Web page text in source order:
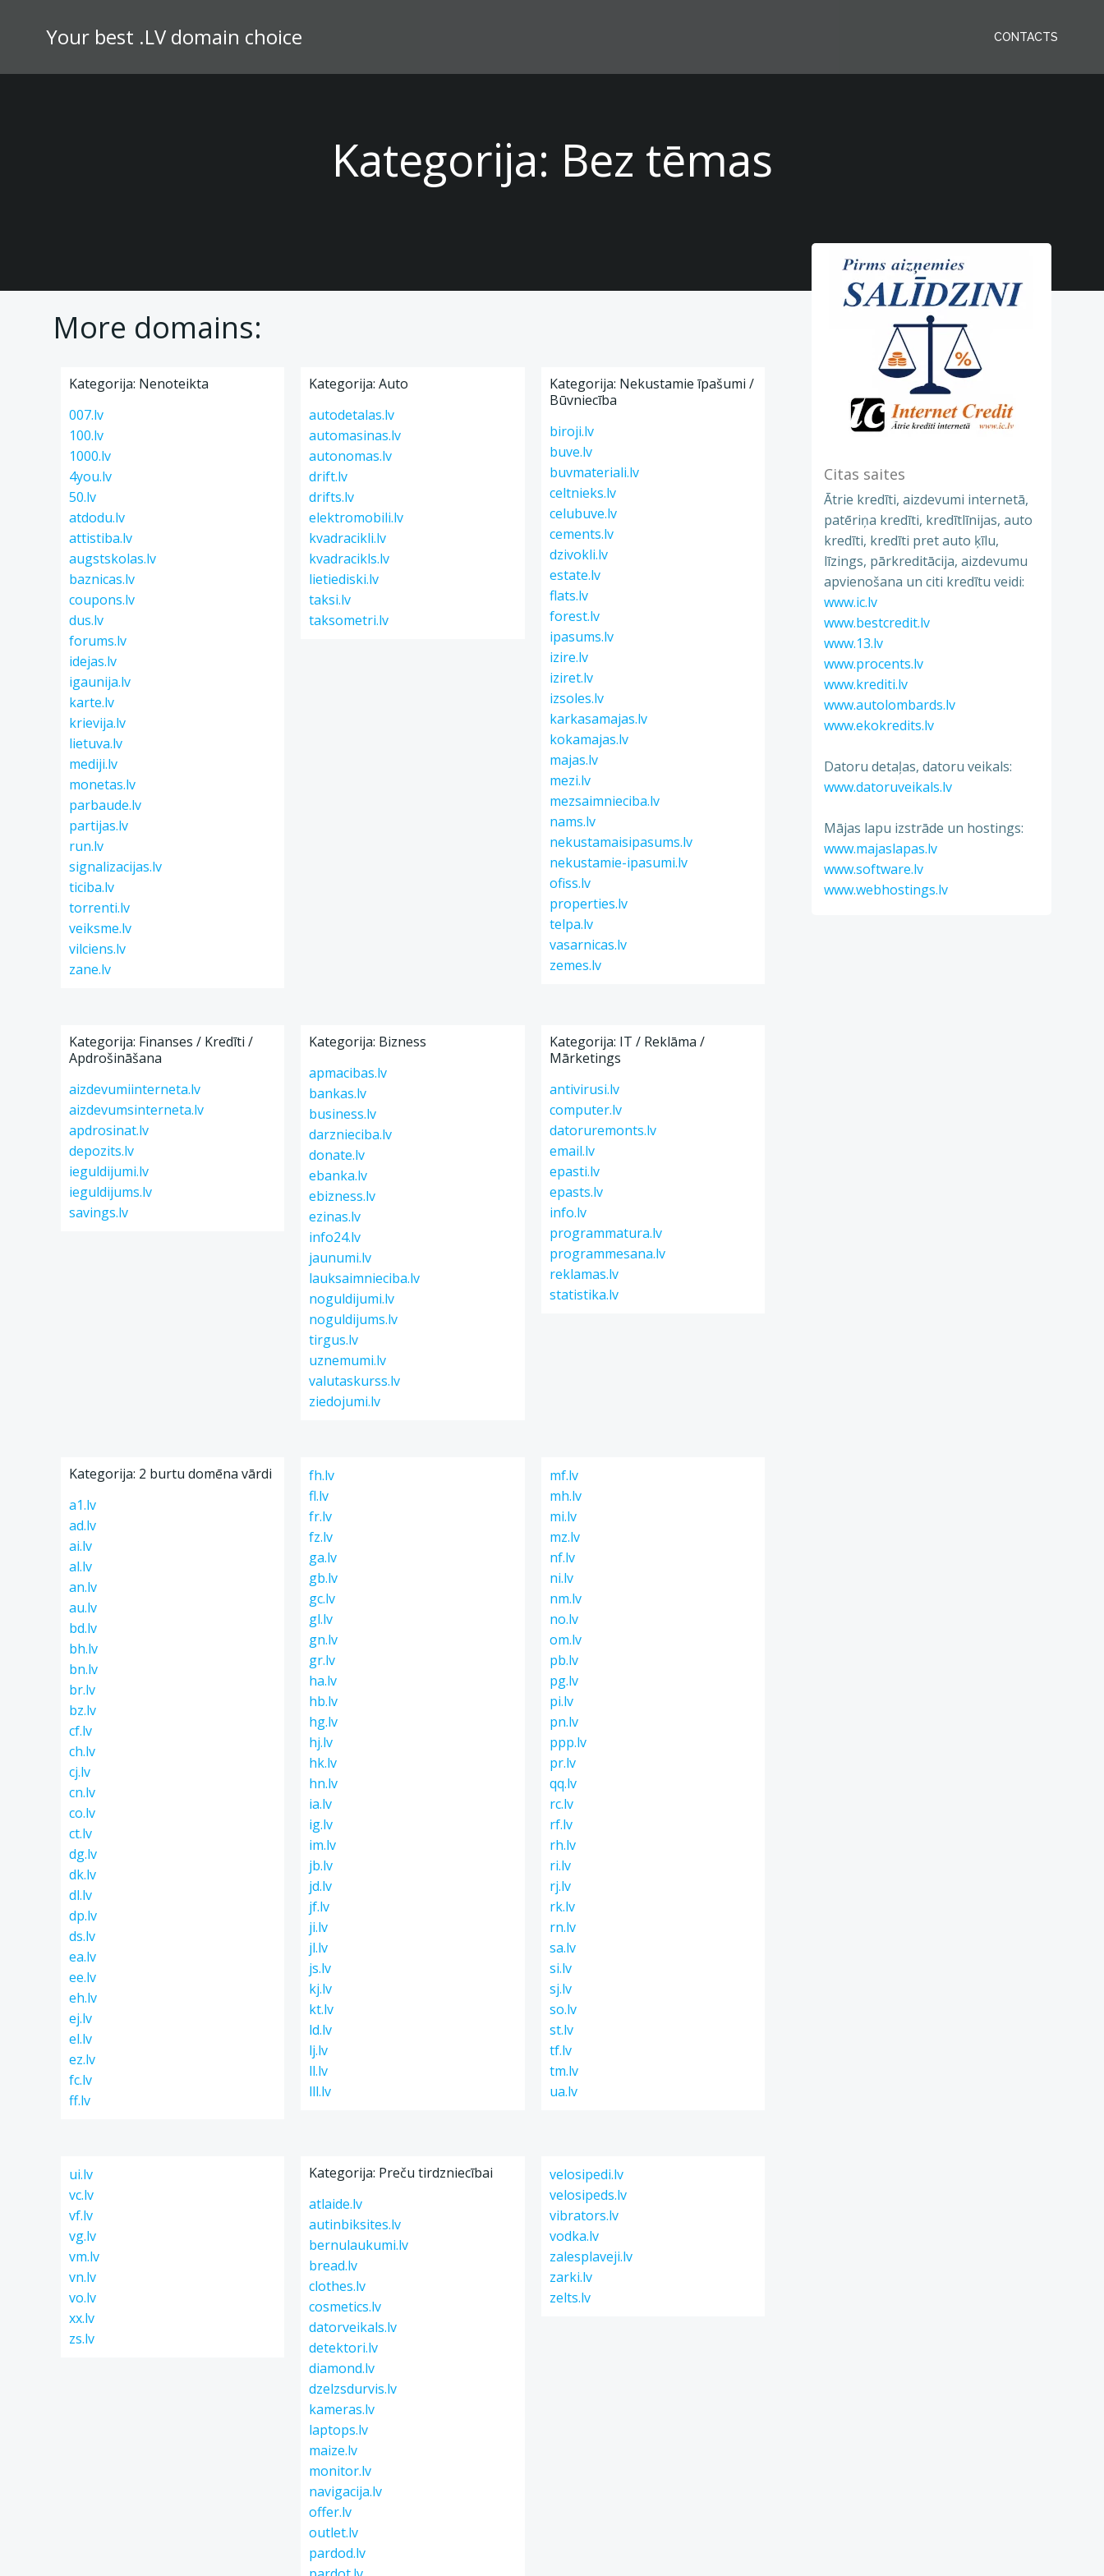
Your best .LV domain choice CONTACTS
Kategorija: Bez tēmas
More domains:
Kategorija: Nenoteikta
007.lv
100.lv
1000.lv
4you.lv
50.lv
atdodu.lv
attistiba.lv
augstskolas.lv
baznicas.lv
coupons.lv
dus.lv
forums.lv
idejas.lv
igaunija.lv
karte.lv
krievija.lv
lietuva.lv
mediji.lv
monetas.lv
parbaude.lv
partijas.lv
run.lv
signalizacijas.lv
ticiba.lv
torrenti.lv
veiksme.lv
vilciens.lv
zane.lv
Kategorija: Auto
autodetalas.lv
automasinas.lv
autonomas.lv
drift.lv
drifts.lv
elektromobili.lv
kvadracikli.lv
kvadracikls.lv
lietiediski.lv
taksi.lv
taksometri.lv
Kategorija: Nekustamie īpašumi /
Būvniecība
biroji.lv
buve.lv
buvmateriali.lv
celtnieks.lv
celubuve.lv
cements.lv
dzivokli.lv
estate.lv
flats.lv
forest.lv
ipasums.lv
izire.lv
iziret.lv
izsoles.lv
karkasamajas.lv
kokamajas.lv
majas.lv
mezi.lv
mezsaimnieciba.lv
nams.lv
nekustamaisipasums.lv
nekustamie-ipasumi.lv
ofiss.lv
properties.lv
telpa.lv
vasarnicas.lv
zemes.lv
Kategorija: Finanses / Kredīti /
Apdrošināšana
aizdevumiinterneta.lv
aizdevumsinterneta.lv
apdrosinat.lv
depozits.lv
ieguldijumi.lv
ieguldijums.lv
savings.lv
Kategorija: Bizness
apmacibas.lv
bankas.lv
business.lv
darznieciba.lv
donate.lv
ebanka.lv
ebizness.lv
ezinas.lv
info24.lv
jaunumi.lv
lauksaimnieciba.lv
noguldijumi.lv
noguldijums.lv
tirgus.lv
uznemumi.lv
valutaskurss.lv
ziedojumi.lv
Kategorija: IT / Reklāma /
Mārketings
antivirusi.lv
computer.lv
datoruremonts.lv
email.lv
epasti.lv
epasts.lv
info.lv
programmatura.lv
programmesana.lv
reklamas.lv
statistika.lv
Kategorija: 2 burtu domēna vārdi
a1.lv
ad.lv
ai.lv
al.lv
an.lv
au.lv
bd.lv
bh.lv
bn.lv
br.lv
bz.lv
cf.lv
ch.lv
cj.lv
cn.lv
co.lv
ct.lv
dg.lv
dk.lv
dl.lv
dp.lv
ds.lv
ea.lv
ee.lv
eh.lv
ej.lv
el.lv
ez.lv
fc.lv
ff.lv
fh.lv
fl.lv
fr.lv
fz.lv
ga.lv
gb.lv
gc.lv
gl.lv
gn.lv
gr.lv
ha.lv
hb.lv
hg.lv
hj.lv
hk.lv
hn.lv
ia.lv
ig.lv
im.lv
jb.lv
jd.lv
jf.lv
ji.lv
jl.lv
js.lv
kj.lv
kt.lv
ld.lv
lj.lv
ll.lv
lll.lv
mf.lv
mh.lv
mi.lv
mz.lv
nf.lv
ni.lv
nm.lv
no.lv
om.lv
pb.lv
pg.lv
pi.lv
pn.lv
ppp.lv
pr.lv
qq.lv
rc.lv
rf.lv
rh.lv
ri.lv
rj.lv
rk.lv
rn.lv
sa.lv
si.lv
sj.lv
so.lv
st.lv
tf.lv
tm.lv
ua.lv
ui.lv
vc.lv
vf.lv
vg.lv
vm.lv
vn.lv
vo.lv
xx.lv
zs.lv
Kategorija: Preču tirdzniecībai
atlaide.lv
autinbiksites.lv
bernulaukumi.lv
bread.lv
clothes.lv
cosmetics.lv
datorveikals.lv
detektori.lv
diamond.lv
dzelzsdurvis.lv
kameras.lv
laptops.lv
maize.lv
monitor.lv
navigacija.lv
offer.lv
outlet.lv
pardod.lv
velosipedi.lv
velosipeds.lv
vibrators.lv
vodka.lv
zalesplaveji.lv
zarki.lv
zelts.lv
Citas saites
Ātrie kredīti, aizdevumi internetā,
patēriņa kredīti, kredītlīnijas, auto
kredīti, kredīti pret auto ķīlu,
līzings, pārkreditācija, aizdevumu
apvienošana un citi kredītu veidi:
www.ic.lv
www.bestcredit.lv
www.13.lv
www.procents.lv
www.krediti.lv
www.autolombards.lv
www.ekokredits.lv
Datoru detaļas, datoru veikals:
www.datoruveikals.lv
Mājas lapu izstrāde un hostings:
www.majaslapas.lv
www.software.lv
www.webhostings.lv